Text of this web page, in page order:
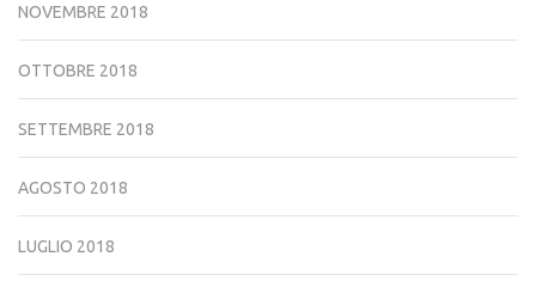
NOVEMBRE 2018
OTTOBRE 2018
SETTEMBRE 2018
AGOSTO 2018
LUGLIO 2018